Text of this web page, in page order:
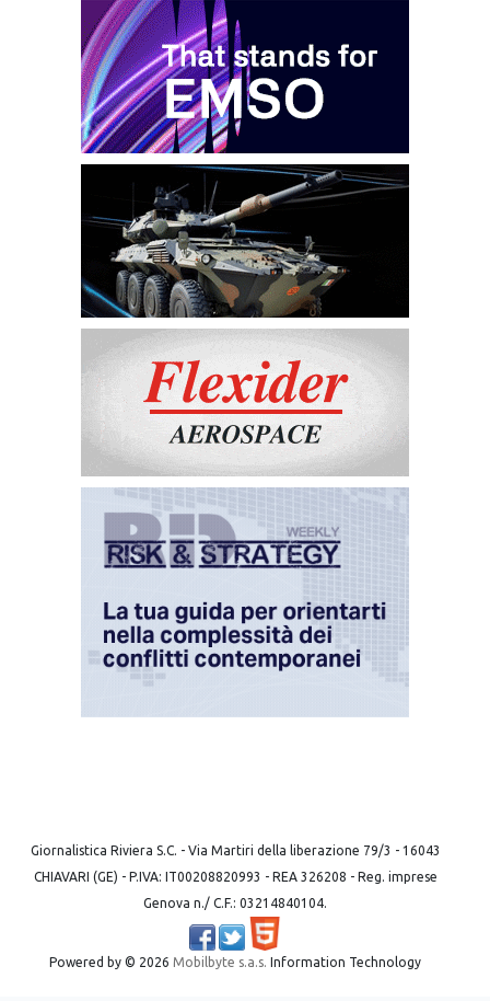
Giornalistica Riviera S.C. - Via Martiri della liberazione 79/3 - 16043
CHIAVARI (GE) - P.IVA: IT00208820993 - REA 326208 - Reg. imprese
Genova n./ C.F.: 03214840104.
Powered by © 2026 Mobilbyte s.a.s. Information Technology